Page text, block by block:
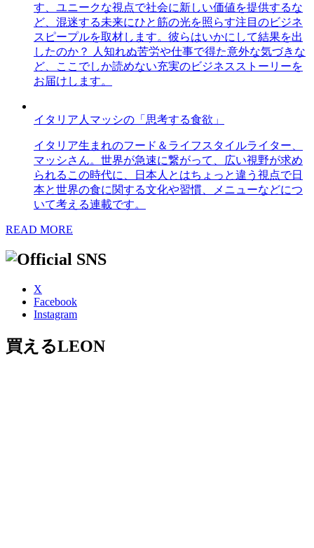
す、ユニークな視点で社会に新しい価値を提供するな
ど、混迷する未来にひと筋の光を照らす注目のビジネ
スピープルを取材します。彼らはいかにして結果を出
したのか？ 人知れぬ苦労や仕事で得た意外な気づきな
ど、ここでしか読めない充実のビジネスストーリーを
お届けします。
イタリア人マッシの「思考する食欲」
イタリア生まれのフード＆ライフスタイルライター、
マッシさん。世界が急速に繋がって、広い視野が求め
られるこの時代に、日本人とはちょっと違う視点で日
本と世界の食に関する文化や習慣、メニューなどにつ
いて考える連載です。
READ MORE
X
Facebook
Instagram
買えるLEON